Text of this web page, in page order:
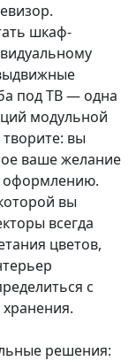
шкаф-
под ТВ — одна
модульной
вы
ваше желание
оформлению.
вы
всегда
цветов,
с
решения: